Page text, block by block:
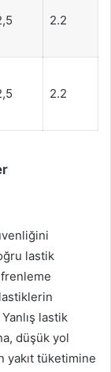
2.2
2.2
lastik
lastik
düşük yol
yakıt tüketimine